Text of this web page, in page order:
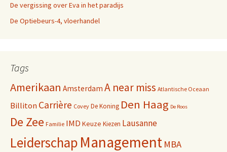
De vergissing over Eva in het paradijs
De Optiebeurs-4, vloerhandel
Tags
Amerikaan Amsterdam A near miss Atlantische Oceaan
BillitonCarrière Covey De Koning Den Haag De Roos
De Zee Familie IMD Keuze Kiezen Lausanne
Leiderschap Management MBA